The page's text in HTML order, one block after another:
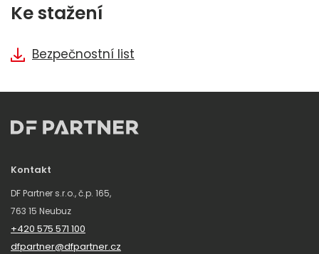
Ke stažení
Bezpečnostní list
Kontakt
DF Partner s.r.o., č.p. 165,
763 15 Neubuz
+420 575 571 100
dfpartner@dfpartner.cz